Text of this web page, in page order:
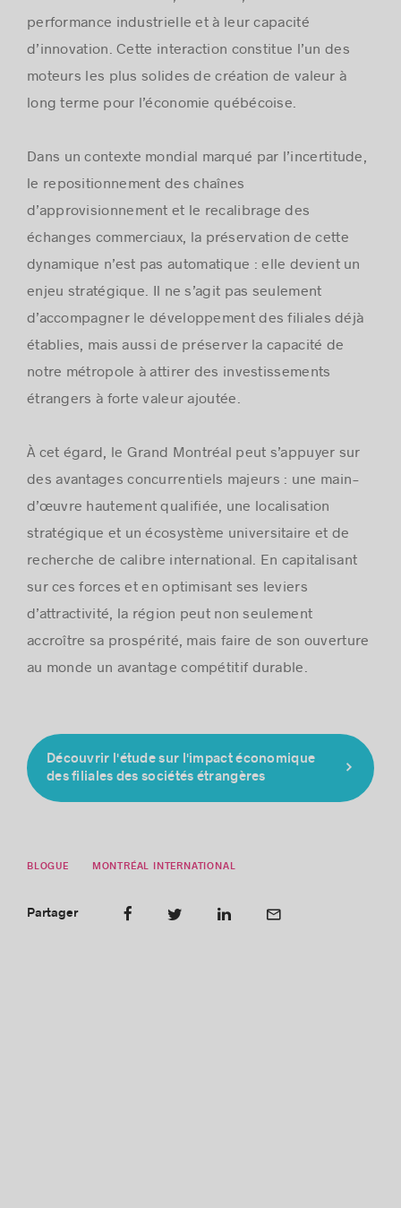
performance industrielle et à leur capacité
d’innovation. Cette interaction constitue l’un des
moteurs les plus solides de création de valeur à
long terme pour l’économie québécoise.
Dans un contexte mondial marqué par l’incertitude,
le repositionnement des chaînes
d’approvisionnement et le recalibrage des
échanges commerciaux, la préservation de cette
dynamique n’est pas automatique : elle devient un
enjeu stratégique. Il ne s’agit pas seulement
d’accompagner le développement des filiales déjà
établies, mais aussi de préserver la capacité de
notre métropole à attirer des investissements
étrangers à forte valeur ajoutée.
À cet égard, le Grand Montréal peut s’appuyer sur
des avantages concurrentiels majeurs : une main-
d’œuvre hautement qualifiée, une localisation
stratégique et un écosystème universitaire et de
recherche de calibre international. En capitalisant
sur ces forces et en optimisant ses leviers
d’attractivité, la région peut non seulement
accroître sa prospérité, mais faire de son ouverture
au monde un avantage compétitif durable.
Découvrir l'étude sur l'impact économique
des filiales des sociétés étrangères
BLOGUE MONTRÉAL INTERNATIONAL
Partager